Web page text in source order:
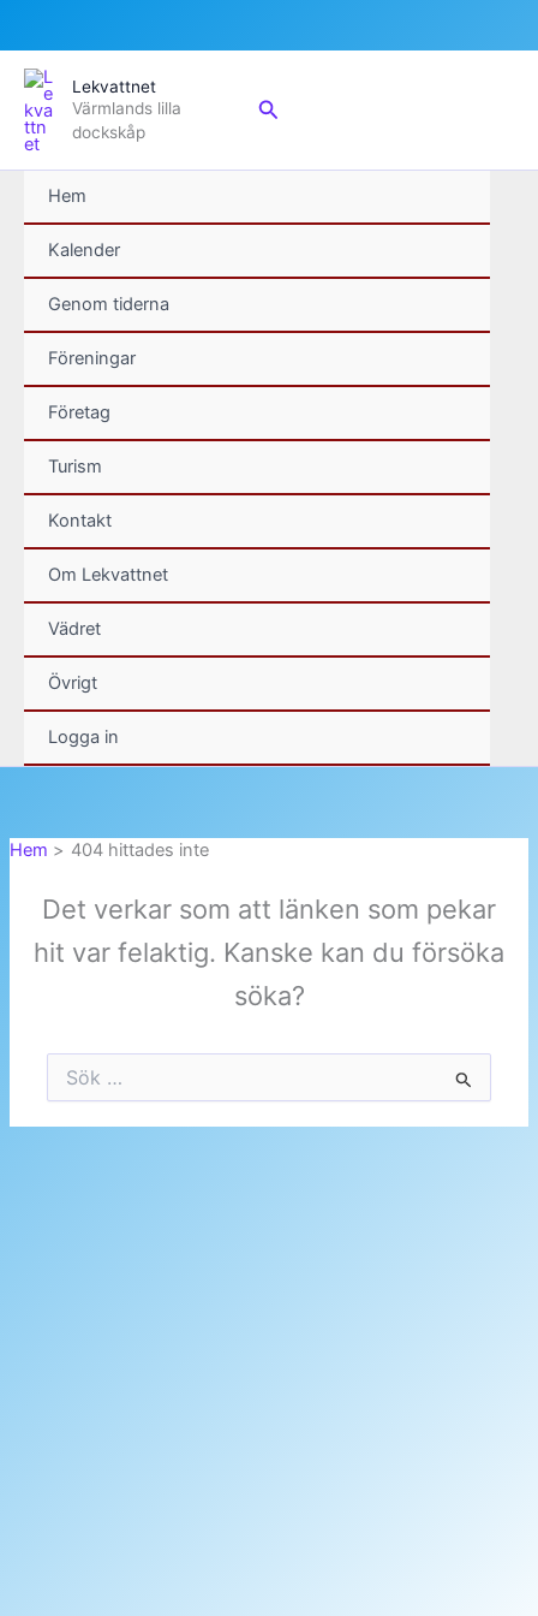
Hoppa
innehåll
Lekvattnet
Värmlands lilla
dockskåp
Sök
Hem
Kalender
Genom tiderna
Föreningar
Företag
Turism
Kontakt
Om Lekvattnet
Vädret
Övrigt
Logga in
Hem 404 hittades inte
Det verkar som att länken som pekar
hit var felaktig. Kanske kan du försöka
söka?
efter: